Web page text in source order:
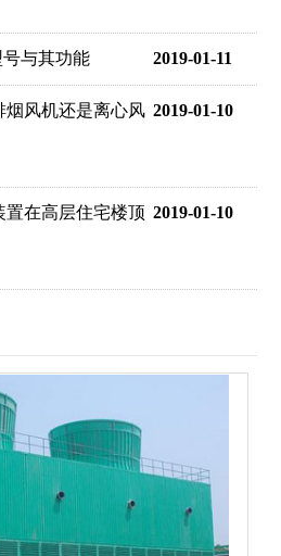
2019-01-11
与其功能
2019-01-10
烟风机还是离心风
2019-01-10
置在高层住宅楼顶